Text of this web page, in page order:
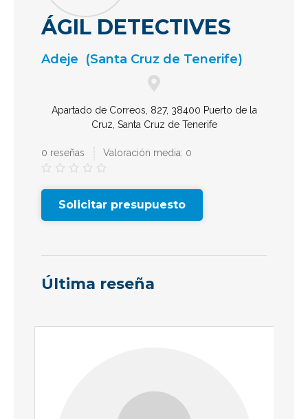
ÁGIL DETECTIVES
Adeje (Santa Cruz de Tenerife)
Apartado de Correos, 827, 38400 Puerto de la
Cruz, Santa Cruz de Tenerife
0 reseñas Valoración media: 0
    
Solicitar presupuesto
Última reseña